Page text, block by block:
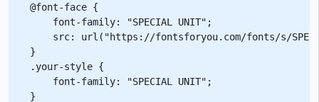
@font-face {
    font-family: "SPECIAL UNIT";
src: url("https://fontsforyou.com/fonts/s/
}
.your-style {
    font-family: "SPECIAL UNIT";